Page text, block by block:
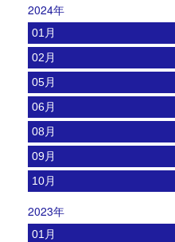
2024年
01月
02月
05月
06月
08月
09月
10月
2023年
01月